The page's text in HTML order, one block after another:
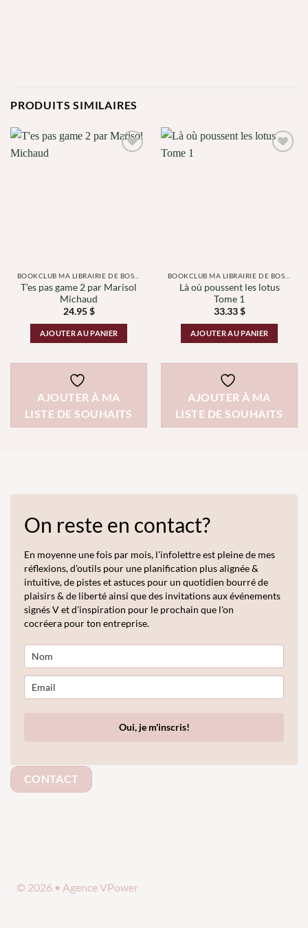
PRODUITS SIMILAIRES
T’es pas game 2 par Marisol
Michaud
24.95$
AJOUTER AU PANIER
AJOUTER À MA
LISTE DE SOUHAITS
Là où poussent les lotus
Tome 1
33.33$
AJOUTER AU PANIER
AJOUTER À MA
LISTE DE SOUHAITS
On reste en contact?
En moyenne une fois par mois, l'infolettre est pleine de mes
réflexions, d'outils pour une planification plus alignée &
intuitive, de pistes et astuces pour un quotidien bourré de
plaisirs & de liberté ainsi que des invitations aux événements
signés V et d'inspiration pour le prochain que l'on
cocréera pour ton entreprise.
Oui, je m'inscris!
CONTACT
© 2026 • Agence VPower